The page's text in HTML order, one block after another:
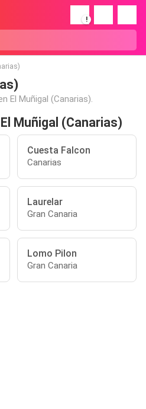
!
El Muñigal (Canarias).
Muñigal (Canarias)
Cuesta Falcon
Canarias
Laurelar
Gran Canaria
Lomo Pilon
Gran Canaria